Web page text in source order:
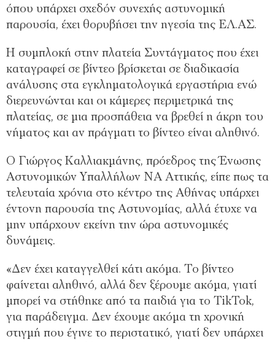
όπου υπάρχει σχεδόν συνεχής αστυνομική
παρουσία, έχει θορυβήσει την ηγεσία της ΕΛ.ΑΣ.
Η συμπλοκή στην πλατεία Συντάγματος που έχει
καταγραφεί σε βίντεο βρίσκεται σε διαδικασία
ανάλυσης στα εγκληματολογικά εργαστήρια ενώ
διερευνώνται και οι κάμερες περιμετρικά της
πλατείας, σε μια προσπάθεια να βρεθεί η άκρη του
νήματος και αν πράγματι το βίντεο είναι αληθινό.
Ο Γιώργος Καλλιακμάνης, πρόεδρος της Ένωσης
Αστυνομικών Υπαλλήλων ΝΑ Αττικής, είπε πως τα
τελευταία χρόνια στο κέντρο της Αθήνας υπάρχει
έντονη παρουσία της Αστυνομίας, αλλά έτυχε να
μην υπάρχουν εκείνη την ώρα αστυνομικές
δυνάμεις.
«Δεν έχει καταγγελθεί κάτι ακόμα. Το βίντεο
φαίνεται αληθινό, αλλά δεν ξέρουμε ακόμα, γιατί
μπορεί να στήθηκε από τα παιδιά για το TikTok,
για παράδειγμα. Δεν έχουμε ακόμα τη χρονική
στιγμή που έγινε το περιστατικό, γιατί δεν υπάρχει